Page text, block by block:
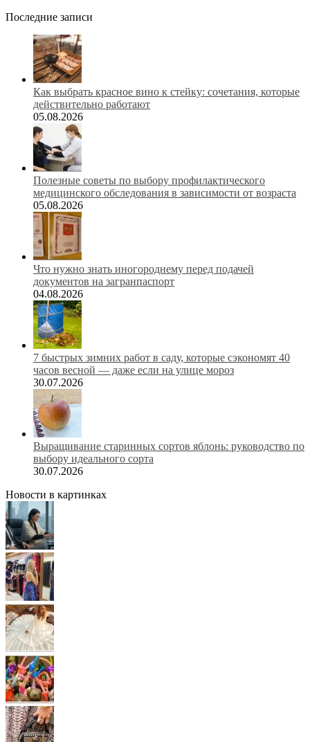
Последние записи
Как выбрать красное вино к стейку: сочетания, которые
действительно работают
05.08.2026
Полезные советы по выбору профилактического
медицинского обследования в зависимости от возраста
05.08.2026
Что нужно знать иногороднему перед подачей
документов на загранпаспорт
04.08.2026
7 быстрых зимних работ в саду, которые сэкономят 40
часов весной — даже если на улице мороз
30.07.2026
Выращивание старинных сортов яблонь: руководство по
выбору идеального сорта
30.07.2026
Новости в картинках